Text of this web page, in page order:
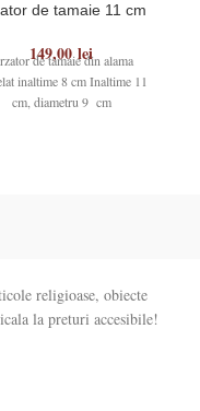
de tamaie 11 cm
149,00lei
de tamaie din alama
inaltime 8 cm Inaltime 11
cm, diametru 9 cm
religioase, obiecte
la preturi accesibile!